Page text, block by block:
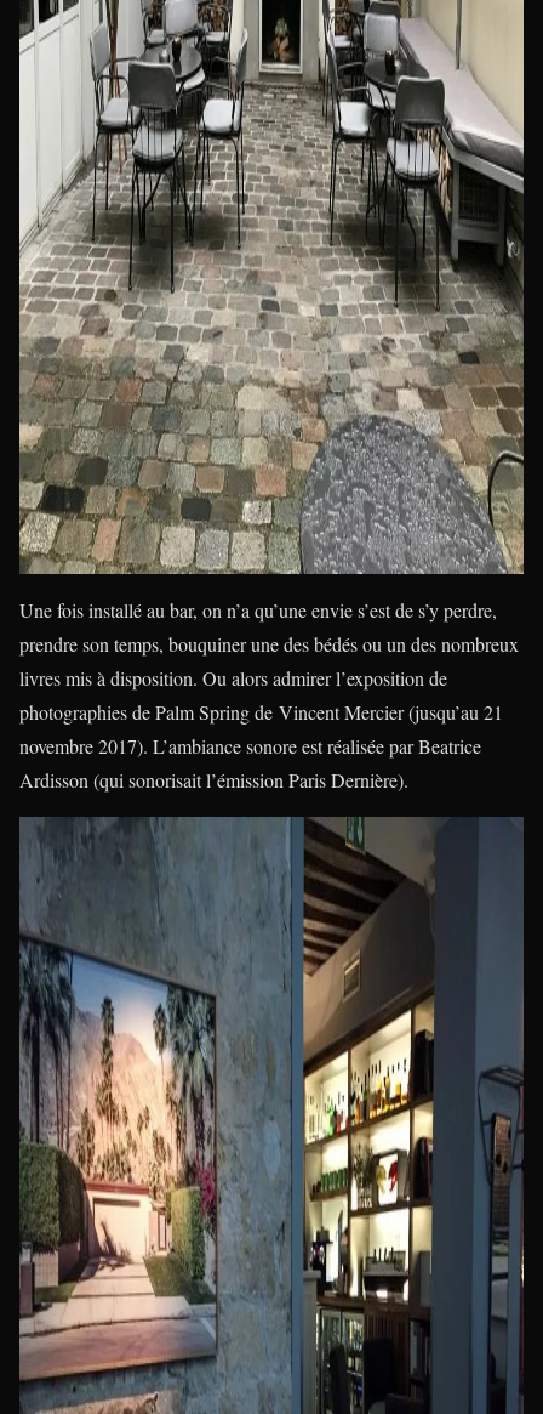
Une fois installé au bar, on n’a qu’une envie s’est de s’y perdre,
prendre son temps, bouquiner une des bédés ou un des nombreux
livres mis à disposition. Ou alors admirer l’exposition de
photographies de Palm Spring de Vincent Mercier (jusqu’au 21
novembre 2017). L’ambiance sonore est réalisée par Beatrice
Ardisson (qui sonorisait l’émission Paris Dernière).